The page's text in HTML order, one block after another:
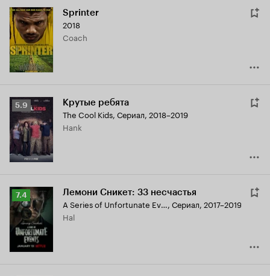
Sprinter
2018
Coach
Рейтинг
Кинопоиска
5.9
5.9 Крутые ребята
The Cool Kids, Сериал, 2018–2019
Hank
Рейтинг
Кинопоиска
7.4
7.4 Лемони Сникет: 33 несчастья
A Series of Unfortunate Events, Сериал, 2017–2019
Hal